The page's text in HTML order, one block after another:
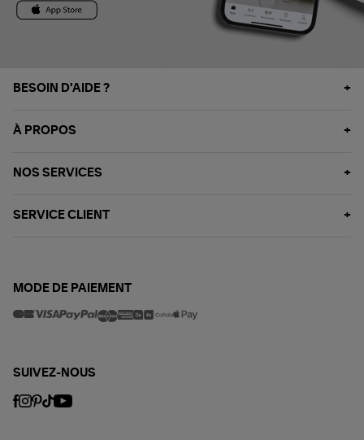
BESOIN D'AIDE ?
À PROPOS
NOS SERVICES
SERVICE CLIENT
MODE DE PAIEMENT
SUIVEZ-NOUS